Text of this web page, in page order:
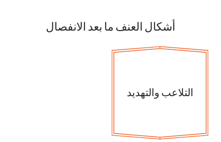
أشكال العنف ما بعد الانفصال
التلاعب والتهديد